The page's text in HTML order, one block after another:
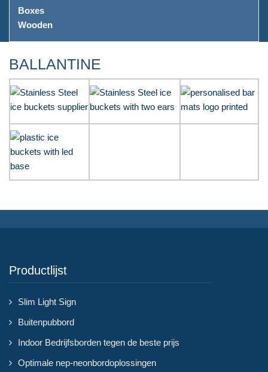
BALLANTINE
Productlijst
Slim Light Sign
Buitenpubbord
Indoor Bedrijfsborden tegen de beste prijs
Optimale nep-neonbordoplossingen